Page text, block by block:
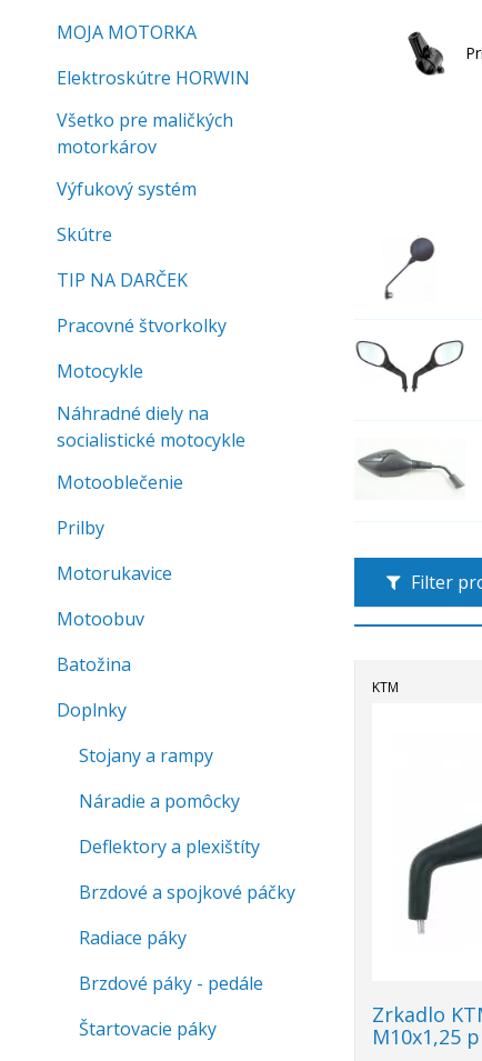
Filter
KTM
Zrkadlo
M10x1,25
MOJA MOTORKA
Elektroskútre HORWIN
Všetko pre maličkých
motorkárov
Výfukový systém
Skútre
TIP NA DARČEK
Pracovné štvorkolky
Motocykle
Náhradné diely na
socialistické motocykle
Motooblečenie
Prilby
Motorukavice
Motoobuv
Batožina
Doplnky
Stojany a rampy
Náradie a pomôcky
Deflektory a plexištíty
Brzdové a spojkové páčky
Radiace páky
Brzdové páky - pedále
Štartovacie páky